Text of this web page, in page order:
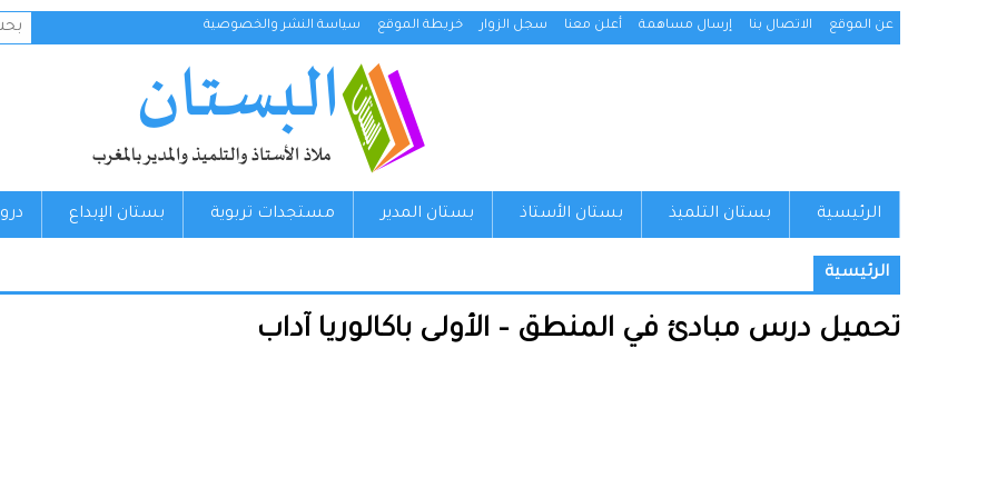
عن الموقع الاتصال بنا إرسال مساهمة أعلن معنا سجل الزوار خريطة الموقع سياسة النشر والخصوصية
عن:
الرئيسية بستان التلميذ بستان الأستاذ بستان المدير مستجدات تربوية بستان الإبداع
الرئيسية
تحميل درس مبادئ في المنطق – الأولى باكالوريا آداب